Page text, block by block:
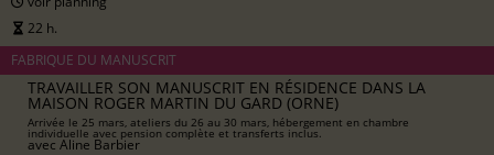
22 h.
FABRIQUE DU MANUSCRIT
TRAVAILLER SON MANUSCRIT EN RÉSIDENCE DANS LA
MAISON ROGER MARTIN DU GARD (ORNE)
Arrivée le 25 mars, ateliers du 26 au 30 mars, hébergement en chambre
individuelle avec pension complète et transferts inclus.
avec Aline Barbier